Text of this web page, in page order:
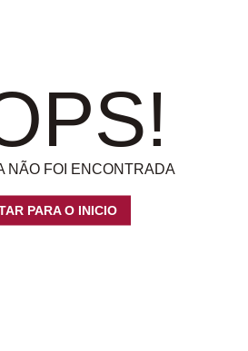
NÃO FOI ENCONTRADA
PARA O INICIO